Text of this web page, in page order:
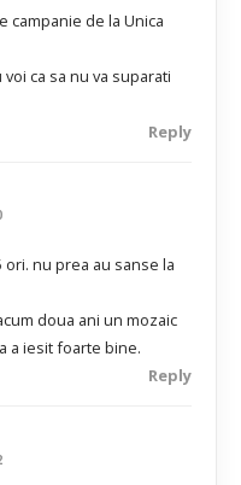
campanie de la Unica
ca sa nu va suparati
Reply
nu prea au sanse la
doua ani un mozaic
a iesit foarte bine.
Reply